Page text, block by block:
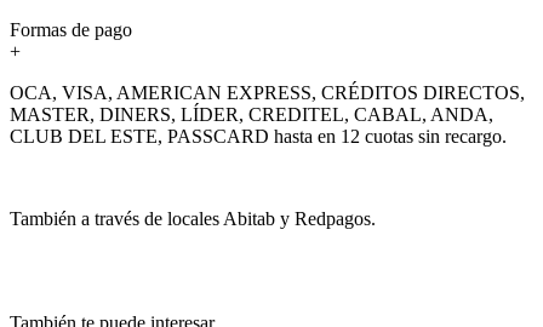
Formas de pago
+
OCA, VISA, AMERICAN EXPRESS, CRÉDITOS DIRECTOS,
MASTER, DINERS, LÍDER, CREDITEL, CABAL, ANDA,
CLUB DEL ESTE, PASSCARD hasta en 12 cuotas sin recargo.
También a través de locales Abitab y Redpagos.
También te puede interesar